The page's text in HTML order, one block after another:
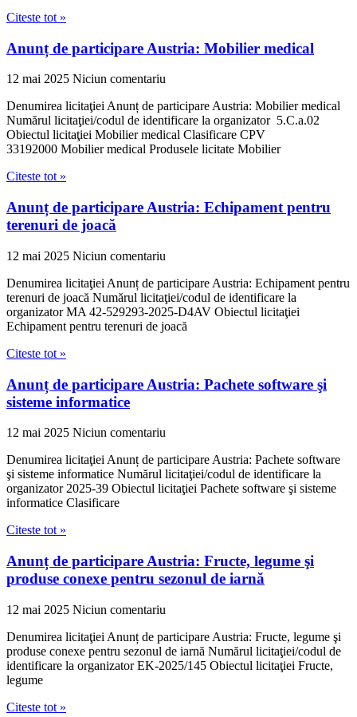
Citeste tot »
Anunț de participare Austria: Mobilier medical
12 mai 2025 Niciun comentariu
Denumirea licitaţiei Anunț de participare Austria: Mobilier medical
Numărul licitaţiei/codul de identificare la organizator 5.C.a.02
Obiectul licitaţiei Mobilier medical Clasificare CPV
33192000 Mobilier medical Produsele licitate Mobilier
Citeste tot »
Anunț de participare Austria: Echipament pentru
terenuri de joacă
12 mai 2025 Niciun comentariu
Denumirea licitaţiei Anunț de participare Austria: Echipament pentru
terenuri de joacă Numărul licitaţiei/codul de identificare la
organizator MA 42-529293-2025-D4AV Obiectul licitaţiei
Echipament pentru terenuri de joacă
Citeste tot »
Anunț de participare Austria: Pachete software şi
sisteme informatice
12 mai 2025 Niciun comentariu
Denumirea licitaţiei Anunț de participare Austria: Pachete software
şi sisteme informatice Numărul licitaţiei/codul de identificare la
organizator 2025-39 Obiectul licitaţiei Pachete software şi sisteme
informatice Clasificare
Citeste tot »
Anunț de participare Austria: Fructe, legume şi
produse conexe pentru sezonul de iarnă
12 mai 2025 Niciun comentariu
Denumirea licitaţiei Anunț de participare Austria: Fructe, legume şi
produse conexe pentru sezonul de iarnă Numărul licitaţiei/codul de
identificare la organizator EK-2025/145 Obiectul licitaţiei Fructe,
legume
Citeste tot »